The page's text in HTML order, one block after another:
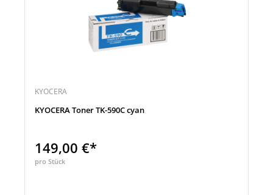
KYOCERA
KYOCERA Toner TK-590C cyan
149,00 €*
pro Stück